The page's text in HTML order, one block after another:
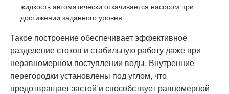
жидкость автоматически откачивается насосом при
достижении заданного уровня.
Такое построение обеспечивает эффективное
разделение стоков и стабильную работу даже при
неравномерном поступлении воды. Внутренние
перегородки установлены под углом, что
предотвращает застой и способствует равномерной